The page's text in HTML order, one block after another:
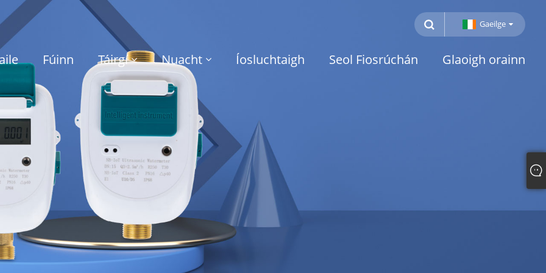
Gaeilge
Fúinn Táirgí Nuacht Íosluchtaigh Seol Fiosrúchán Glaoigh orainn